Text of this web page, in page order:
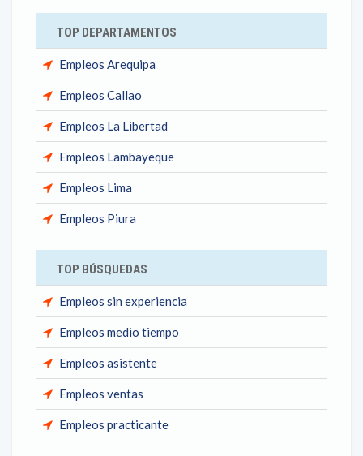
TOP DEPARTAMENTOS
Empleos Arequipa
Empleos Callao
Empleos La Libertad
Empleos Lambayeque
Empleos Lima
Empleos Piura
TOP BÚSQUEDAS
Empleos sin experiencia
Empleos medio tiempo
Empleos asistente
Empleos ventas
Empleos practicante